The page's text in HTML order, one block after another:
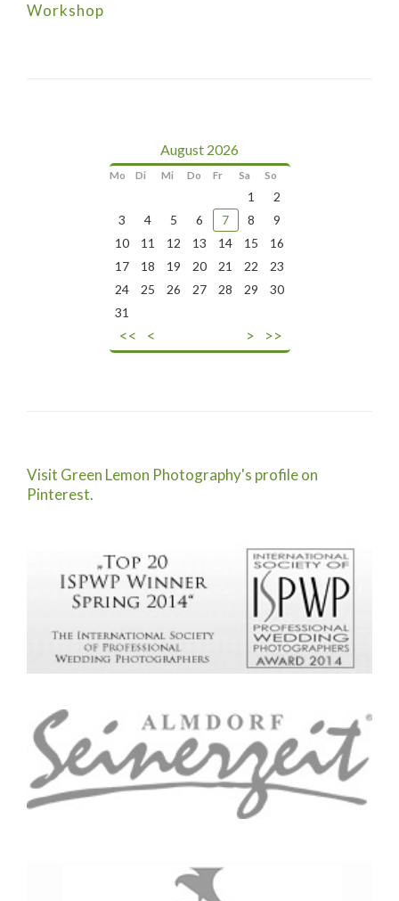
Workshop
August 2026
Mo Di Mi Do Fr Sa So
<< < > >>
1
2
3
4 5 6 7 8
9
10
11 12 13 14 15
16
17
18 19 20 21 22
23
24
25 26 27 28 29
30
31
Visit Green Lemon Photography's profile on
Pinterest.